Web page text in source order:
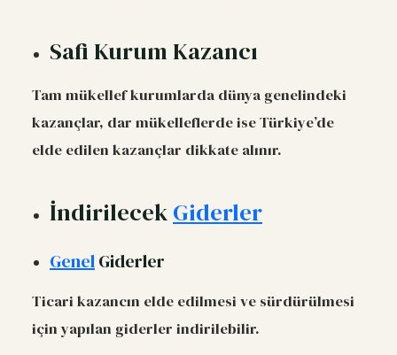
Safi Kurum Kazancı
Tam mükellef kurumlarda dünya genelindeki
kazançlar, dar mükelleflerde ise Türkiye’de
elde edilen kazançlar dikkate alınır.
İndirilecekGiderler
GenelGiderler
Ticari kazancın elde edilmesi ve sürdürülmesi
için yapılan giderler indirilebilir.